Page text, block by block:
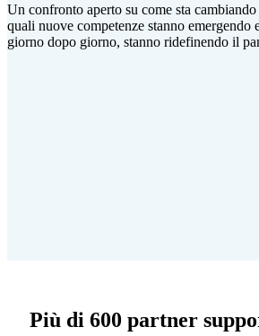
Un confronto aperto su come sta
quali nuove competenze stanno emergendo
giorno dopo giorno, stanno ridefinendo il
Più di 600 partner